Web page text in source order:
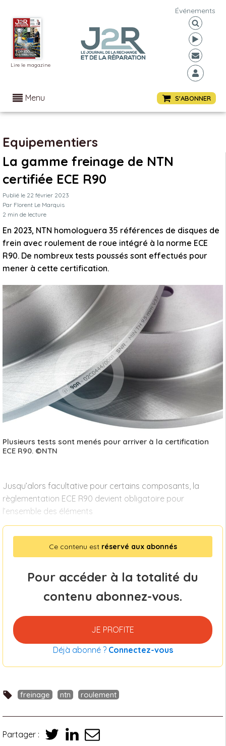
Lire le magazine
Événements
Menu S'ABONNER
Equipementiers
La gamme freinage de NTN
certifiée ECE R90
Publié le 22 février 2023
Par Florent Le Marquis
2 min de lecture
En 2023, NTN homologuera 35 références de disques de
frein avec roulement de roue intégré à la norme ECE
R90. De nombreux tests poussés sont effectués pour
mener à cette certification.
Plusieurs tests sont menés pour arriver à la certification
ECE R90. ©NTN
Jusqu’alors facultative pour certains composants, la
règlementation ECE R90 devient obligatoire pour
l’ensemble des éléments
Ce contenu est réservé aux abonnés
Pour accéder à la totalité du
contenu abonnez-vous.
JE PROFITE
Déjà abonné ? Connectez-vous
freinage ntn roulement
Partager :